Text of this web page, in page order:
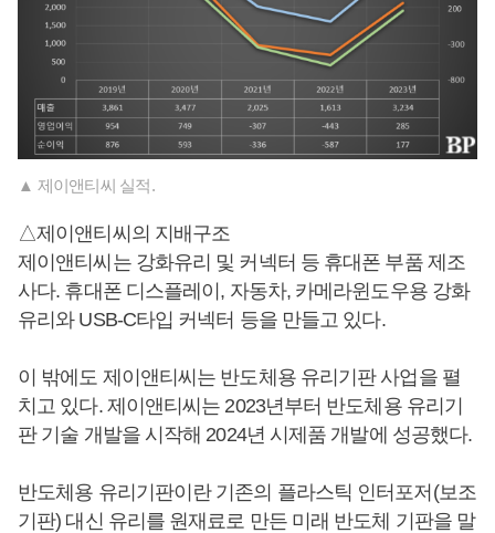
▲ 제이앤티씨 실적.
△제이앤티씨의 지배구조
제이앤티씨는 강화유리 및 커넥터 등 휴대폰 부품 제조
사다. 휴대폰 디스플레이, 자동차, 카메라윈도우용 강화
유리와 USB-C타입 커넥터 등을 만들고 있다.
이 밖에도 제이앤티씨는 반도체용 유리기판 사업을 펼
치고 있다. 제이앤티씨는 2023년부터 반도체용 유리기
판 기술 개발을 시작해 2024년 시제품 개발에 성공했다.
반도체용 유리기판이란 기존의 플라스틱 인터포저(보조
기판) 대신 유리를 원재료로 만든 미래 반도체 기판을 말